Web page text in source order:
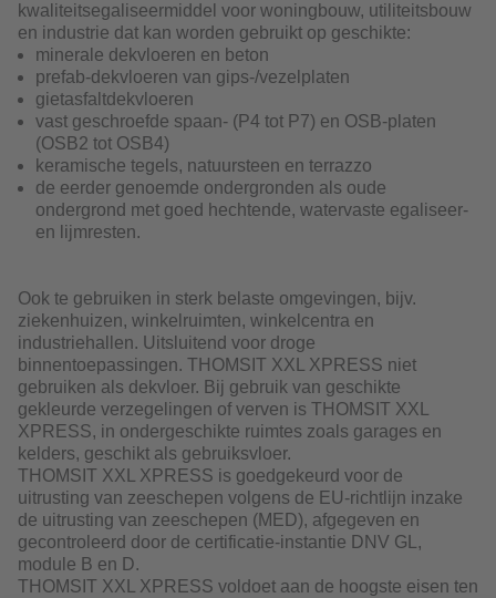
kwaliteitsegaliseermiddel voor woningbouw, utiliteitsbouw
en industrie dat kan worden gebruikt op geschikte:
minerale dekvloeren en beton
prefab-dekvloeren van gips-/vezelplaten
gietasfaltdekvloeren
vast geschroefde spaan- (P4 tot P7) en OSB-platen
(OSB2 tot OSB4)
keramische tegels, natuursteen en terrazzo
de eerder genoemde ondergronden als oude
ondergrond met goed hechtende, watervaste egaliseer-
en lijmresten.
Ook te gebruiken in sterk belaste omgevingen, bijv.
ziekenhuizen, winkelruimten, winkelcentra en
industriehallen. Uitsluitend voor droge
binnentoepassingen. THOMSIT XXL XPRESS niet
gebruiken als dekvloer. Bij gebruik van geschikte
gekleurde verzegelingen of verven is THOMSIT XXL
XPRESS, in ondergeschikte ruimtes zoals garages en
kelders, geschikt als gebruiksvloer.
THOMSIT XXL XPRESS is goedgekeurd voor de
uitrusting van zeeschepen volgens de EU-richtlijn inzake
de uitrusting van zeeschepen (MED), afgegeven en
gecontroleerd door de certificatie-instantie DNV GL,
module B en D.
THOMSIT XXL XPRESS voldoet aan de hoogste eisen ten